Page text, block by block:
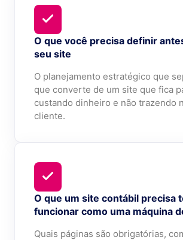
O que você precisa definir
seu site
O planejamento estratégico que
que converte de um site que fica
custando dinheiro e não trazendo
cliente.
O que um site contábil precisa
funcionar como uma máquina
Quais páginas são obrigatórias,